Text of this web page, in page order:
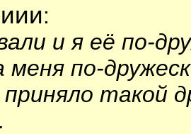
:
и я её по-
по-
такой